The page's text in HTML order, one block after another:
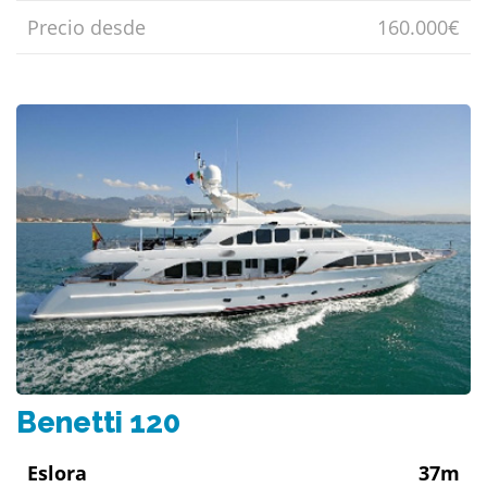
Precio desde 160.000€
Benetti 120
Eslora 37m